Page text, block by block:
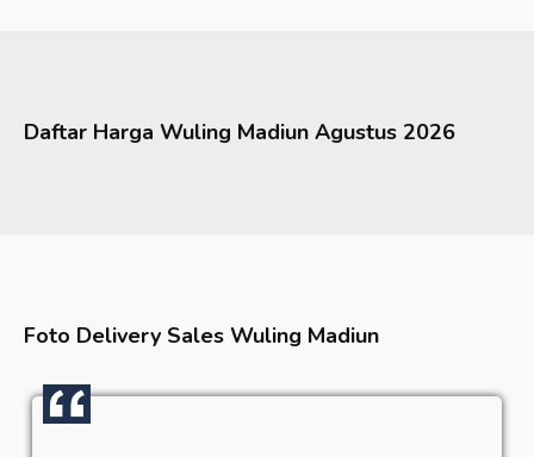
Daftar Harga Wuling Madiun Agustus 2026
Foto Delivery Sales Wuling Madiun